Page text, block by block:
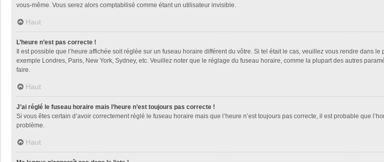
vous-même. Vous serez alors comptabilisé comme étant un utilisateur invisible.
Haut
L’heure n’est pas correcte !
Il est possible que l’heure affichée soit réglée sur un fuseau horaire différent du vôtre. Si tel était le cas, veuillez vous rendre dans
exemple Londres, Paris, New York, Sydney, etc. Veuillez noter que le réglage du fuseau horaire, comme la plupart des autres
faire.
Haut
J’ai réglé le fuseau horaire mais l’heure n’est toujours pas correcte !
Si vous êtes certain d’avoir correctement réglé le fuseau horaire mais que l’heure n’est toujours pas correcte, il est probable que
problème.
Haut